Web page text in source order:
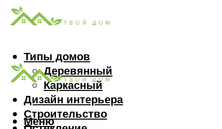
Типы домов
Деревянный
Каркасный
Дизайн интерьера
Строительство
Меню